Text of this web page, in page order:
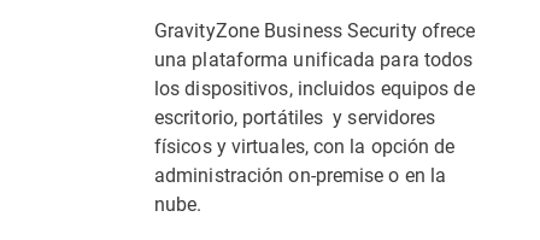
GravityZone Business Security ofrece
una plataforma unificada para todos
los dispositivos, incluidos equipos de
escritorio, portátiles y servidores
físicos y virtuales, con la opción de
administración on-premise o en la
nube.